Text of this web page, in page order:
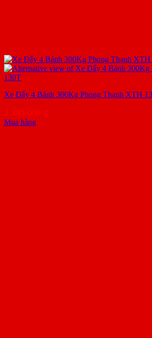
Xe Đẩy 4 Bánh 300Kg Phong Thạnh XTH
2.380.000 ₫
Mua hàng